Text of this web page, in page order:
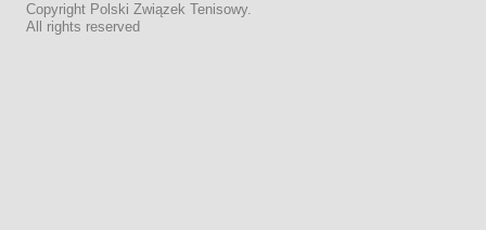
Copyright Polski Związek Tenisowy.
All rights reserved